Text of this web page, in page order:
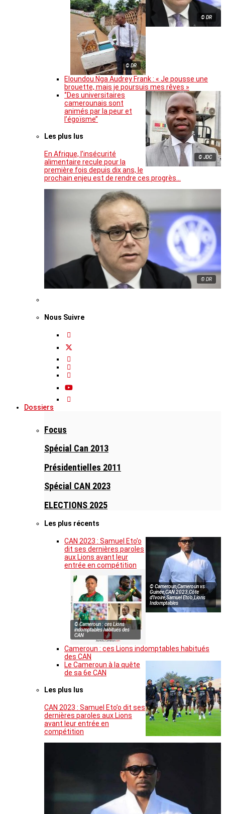
© DR
© DR
Eloundou Nga Audrey Frank : « Je pousse une
brouette, mais je poursuis mes rêves »
© JDC
‘’Des universitaires
camerounais sont
animés par la peur et
l’égoïsme’’
Les plus lus
En Afrique, l’insécurité
alimentaire recule pour la
première fois depuis dix ans, le
prochain enjeu est de rendre ces progrès…
© DR
Nous Suivre
Dossiers
Focus
Spécial Can 2013
Présidentielles 2011
Spécial CAN 2023
ELECTIONS 2025
Les plus récents
© Cameroun,Cameroun vs
Guinée,CAN 2023,Côte
d’Ivoire,Samuel Eto’o,Lions
Indomptables
CAN 2023 : Samuel Eto’o
dit ses dernières paroles
aux Lions avant leur
entrée en compétition
© Cameroun : ces Lions
indomptables habitués des
CAN
Cameroun : ces Lions indomptables habitués
des CAN
Le Cameroun à la quête
de sa 6e CAN
Les plus lus
CAN 2023 : Samuel Eto’o dit ses
dernières paroles aux Lions
avant leur entrée en
compétition